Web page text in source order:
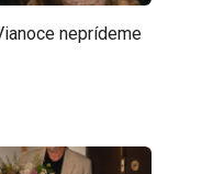
neprídeme